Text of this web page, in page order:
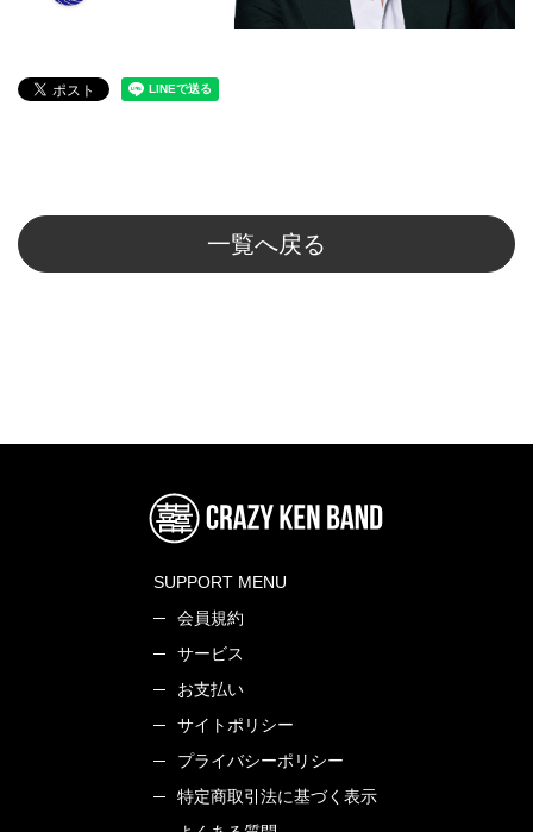
一覧へ戻る
SUPPORT MENU
会員規約
サービス
お支払い
サイトポリシー
プライバシーポリシー
特定商取引法に基づく表示